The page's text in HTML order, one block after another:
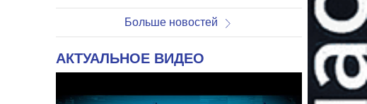
Больше новостей
АКТУАЛЬНОЕ ВИДЕО